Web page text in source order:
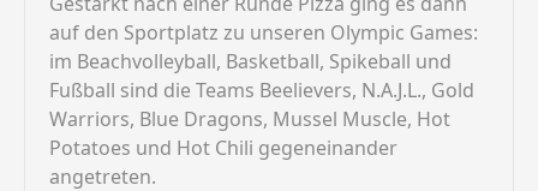
auf den Sportplatz zu unseren Olympic Games:
im Beachvolleyball, Basketball, Spikeball und
Fußball sind die Teams Beelievers, N.A.J.L., Gold
Warriors, Blue Dragons, Mussel Muscle, Hot
Potatoes und Hot Chili gegeneinander
angetreten.